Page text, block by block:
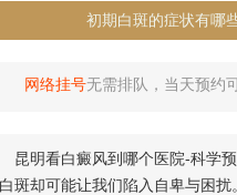
初期白斑的症状有哪
网络挂号无需排队，当天预约
明看白癜风到哪个医院-科学预
斑却可能让我们陷入自卑与困